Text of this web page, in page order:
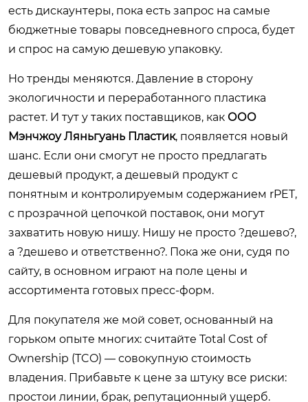
есть дискаунтеры, пока есть запрос на самые
бюджетные товары повседневного спроса, будет
и спрос на самую дешевую упаковку.
Но тренды меняются. Давление в сторону
экологичности и переработанного пластика
растет. И тут у таких поставщиков, как ООО
Мэнчжоу Ляньгуань Пластик, появляется новый
шанс. Если они смогут не просто предлагать
дешевый продукт, а дешевый продукт с
понятным и контролируемым содержанием rPET,
с прозрачной цепочкой поставок, они могут
захватить новую нишу. Нишу не просто ?дешево?,
а ?дешево и ответственно?. Пока же они, судя по
сайту, в основном играют на поле цены и
ассортимента готовых пресс-форм.
Для покупателя же мой совет, основанный на
горьком опыте многих: считайте Total Cost of
Ownership (TCO) — совокупную стоимость
владения. Прибавьте к цене за штуку все риски:
простои линии, брак, репутационный ущерб.